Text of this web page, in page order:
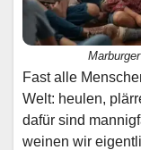
Fast alle
Welt: heulen,
dafür sind
weinen wir